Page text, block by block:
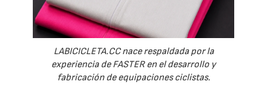
LABICICLETA.CC nace respaldada por la
experiencia de FASTER en el desarrollo y
fabricación de equipaciones ciclistas.